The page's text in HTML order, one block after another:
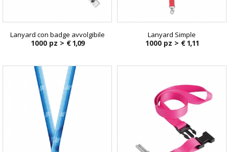
Lanyard con badge avvolgibile
1000 pz > € 1,09
Lanyard Simple
1000 pz > € 1,11